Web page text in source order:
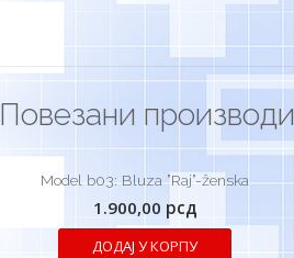
Повезани производи
Model b03: Bluza ”Raj”-ženska
1.900,00 рсд
ДОДАЈ У КОРПУ